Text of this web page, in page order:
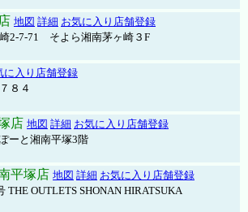
地図 詳細 お気に入り店舗登録
2‐7‐71 そよら湘南茅ヶ崎３F
に入り店舗登録
８４
店 地図 詳細 お気に入り店舗登録
ーと湘南平塚3階
平塚店 地図 詳細 お気に入り店舗登録
THE OUTLETS SHONAN HIRATSUKA